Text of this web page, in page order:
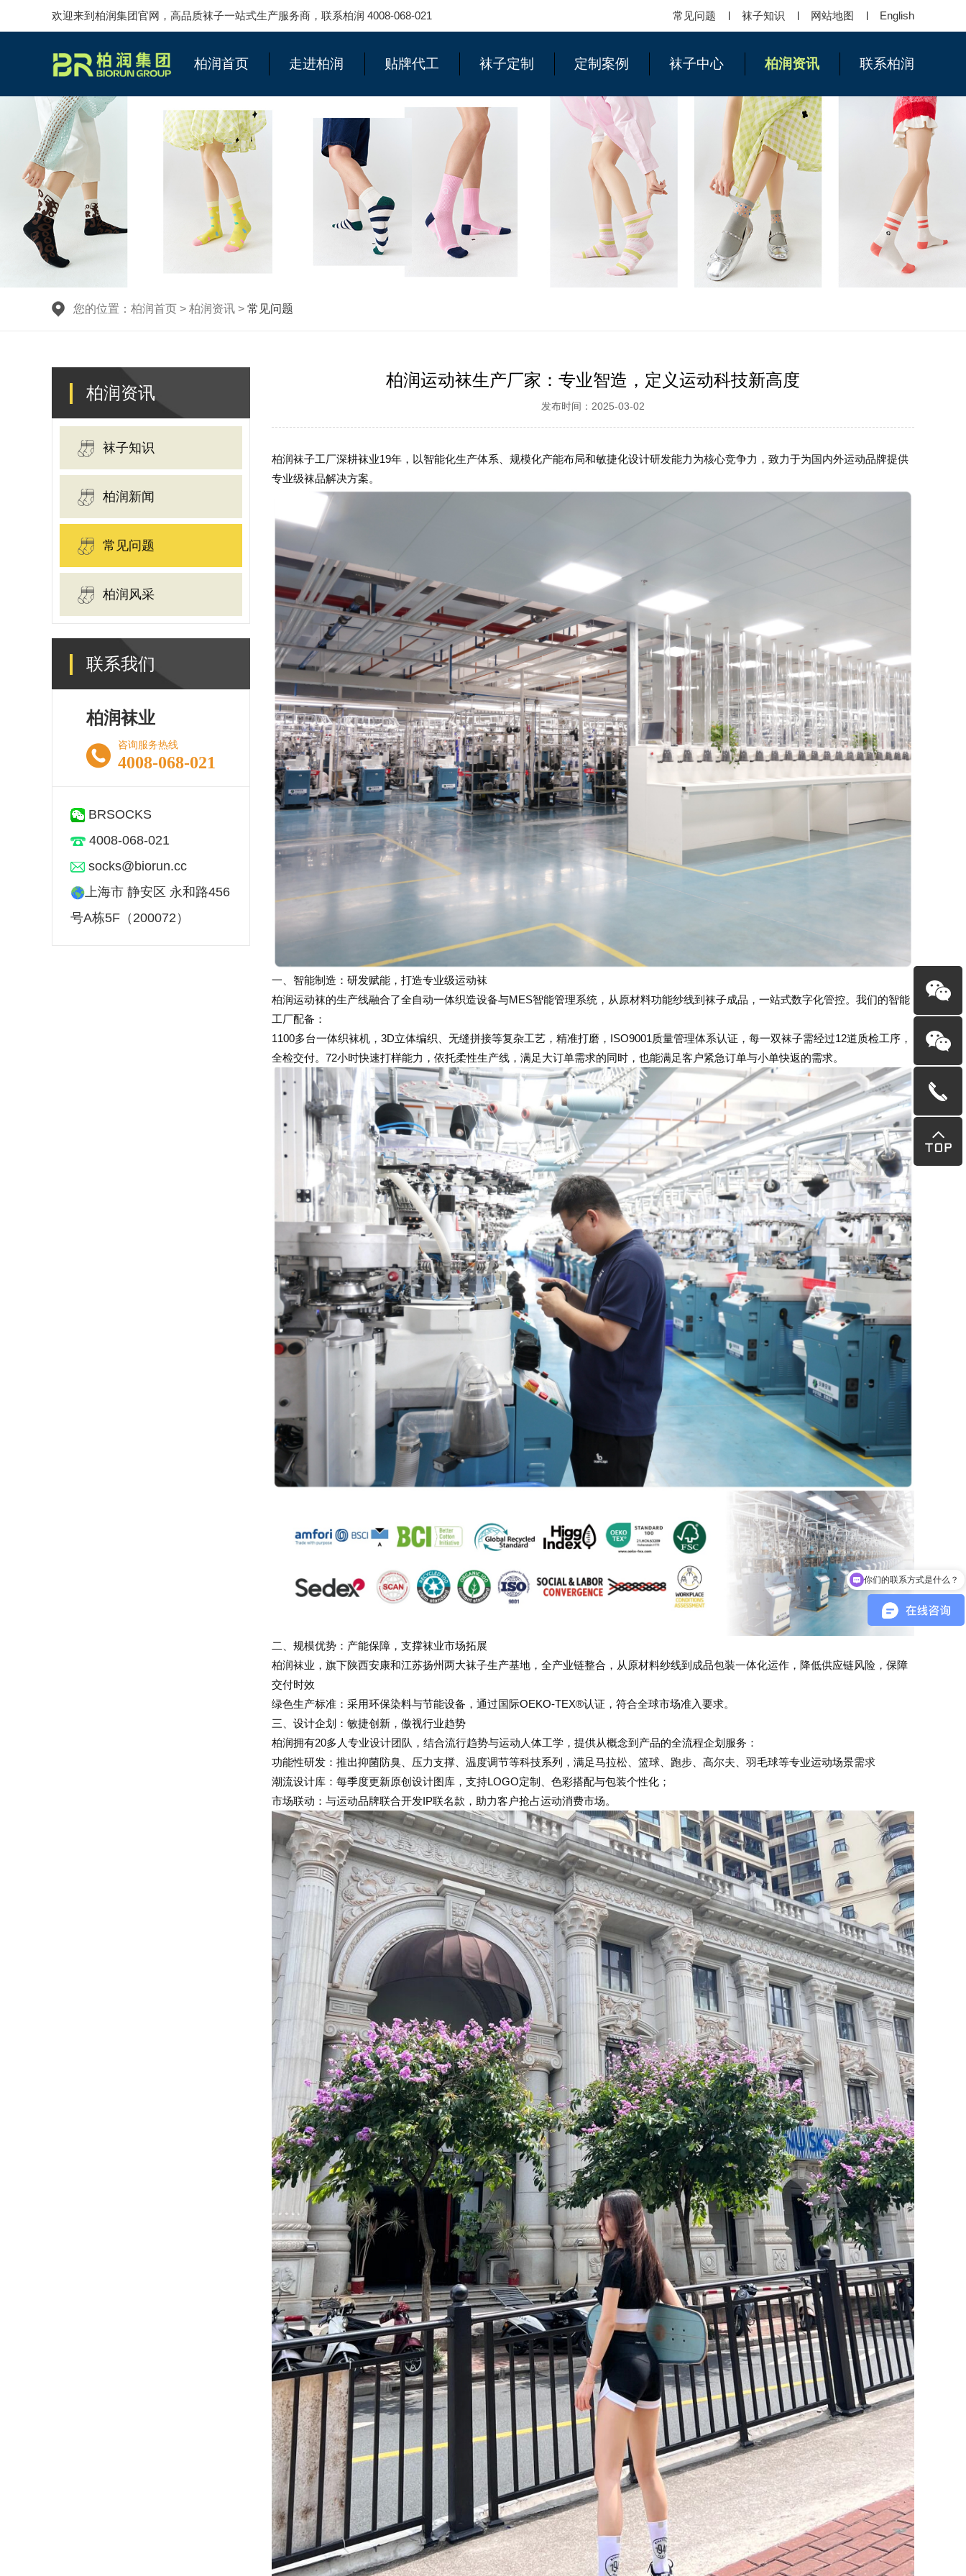
欢迎来到柏润集团官网，高品质袜子一站式生产服务商，联系柏润 4008-068-021 常见问题 袜子知识 网站地图 English
柏润首页 走进柏润 贴牌代工 袜子定制 定制案例 袜子中心 柏润资讯 联系柏润
您的位置： 柏润首页 > 柏润资讯 > 常见问题
柏润资讯
袜子知识
柏润新闻
常见问题
柏润风采
联系我们
柏润袜业
咨询服务热线
4008-068-021
BRSOCKS
4008-068-021
socks@biorun.cc
上海市 静安区 永和路456
号A栋5F（200072）
柏润运动袜生产厂家：专业智造，定义运动科技新高度
发布时间：2025-03-02
柏润袜子工厂深耕袜业19年，以智能化生产体系、规模化产能布局和敏捷化设计研发能力为核心竞争力，致力于为国内外运动品牌提供
专业级袜品解决方案。
一、智能制造：研发赋能，打造专业级运动袜
柏润运动袜的生产线融合了全自动一体织造设备与MES智能管理系统，从原材料功能纱线到袜子成品，一站式数字化管控。我们的智能
工厂配备：
1100多台一体织袜机，3D立体编织、无缝拼接等复杂工艺，精准打磨，ISO9001质量管理体系认证，每一双袜子需经过12道质检工序，
全检交付。72小时快速打样能力，依托柔性生产线，满足大订单需求的同时，也能满足客户紧急订单与小单快返的需求。
二、规模优势：产能保障，支撑袜业市场拓展
柏润袜业，旗下陕西安康和江苏扬州两大袜子生产基地，全产业链整合，从原材料纱线到成品包装一体化运作，降低供应链风险，保障
交付时效
绿色生产标准：采用环保染料与节能设备，通过国际OEKO-TEX®认证，符合全球市场准入要求。
三、设计企划：敏捷创新，傲视行业趋势
柏润拥有20多人专业设计团队，结合流行趋势与运动人体工学，提供从概念到产品的全流程企划服务：
功能性研发：推出抑菌防臭、压力支撑、温度调节等科技系列，满足马拉松、篮球、跑步、高尔夫、羽毛球等专业运动场景需求
潮流设计库：每季度更新原创设计图库，支持LOGO定制、色彩搭配与包装个性化；
市场联动：与运动品牌联合开发IP联名款，助力客户抢占运动消费市场。
袜子定制diy图案